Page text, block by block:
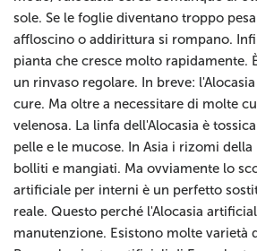
sole. Se le foglie diventano troppo
affloscino o addirittura si rompano.
pianta che cresce molto rapidamente.
un rinvaso regolare. In breve:
cure. Ma oltre a necessitare di molte
velenosa. La linfa dell'Alocasia è
pelle e le mucose. In Asia i rizomi
bolliti e mangiati. Ma ovviamente lo
artificiale per interni è un perfetto
reale. Questo perché l'Alocasia
manutenzione. Esistono molte varietà